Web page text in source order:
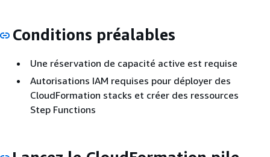
Conditions préalables
Une réservation de capacité active est requise
Autorisations IAM requises pour déployer des
CloudFormation stacks et créer des ressources
Step Functions